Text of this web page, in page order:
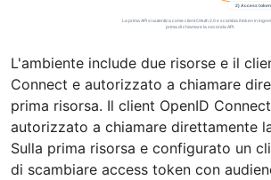
L'ambiente include due risorse e il
Connect e autorizzato a chiamare
prima risorsa. Il client OpenID
autorizzato a chiamare direttamente
Sulla prima risorsa e configurato un
di scambiare access token con